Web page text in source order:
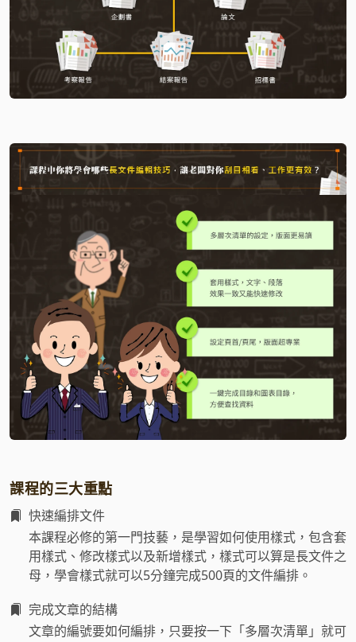
課程的三大重點
快速編排文件
本課程必修的第一門技藝，是學習如何使用樣式，包含套
用樣式、修改樣式以及新增樣式，樣式可以算是長文件之
母，學會樣式就可以5分鐘完成500頁的文件編排。
完成文章的結構
文章的編號要如何編排，只要按一下「多層次清單」就可